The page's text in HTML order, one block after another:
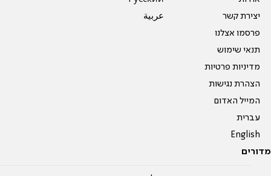
יצירת קשר
פרסמו אצלנו
תנאי שימוש
מדיניות פרטיות
הצהרת נגישות
המייל האדום
עברית
English
عربية
מדורים